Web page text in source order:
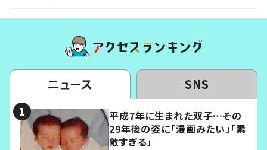
ニュース SNS
平成7年に生まれた双子…その
29年後の姿に「漫画みたい」「素
敵すぎる」